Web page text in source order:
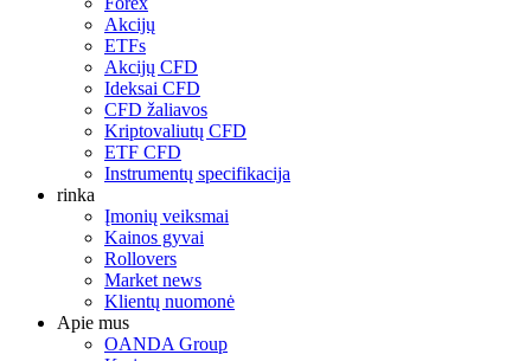
Akcijų
ETFs
Akcijų CFD
Ideksai CFD
CFD žaliavos
Kriptovaliutų CFD
ETF CFD
Instrumentų specifikacija
rinka
Įmonių veiksmai
Kainos gyvai
Rollovers
Market news
Klientų nuomonė
Apie mus
OANDA Group